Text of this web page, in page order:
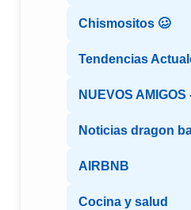
Chismositos 🥴
Tendencias
NUEVOS
Noticias dragon
AIRBNB
Cocina y salud